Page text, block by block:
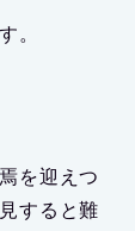
。
を迎えつ
すると難